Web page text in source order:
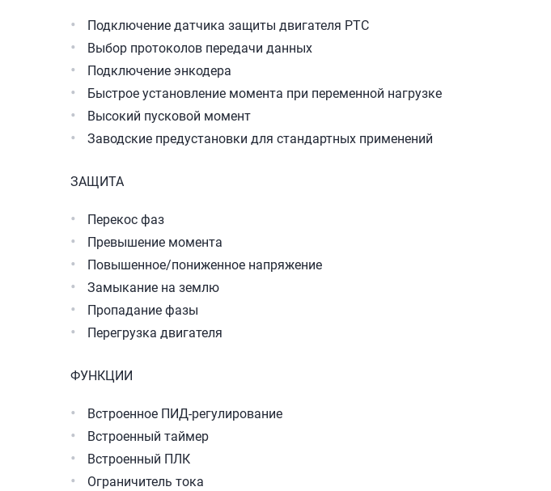
Подключение датчика защиты двигателя РТС
Выбор протоколов передачи данных
Подключение энкодера
Быстрое установление момента при переменной нагрузке
Высокий пусковой момент
Заводские предустановки для стандартных применений
ЗАЩИТА
Перекос фаз
Превышение момента
Повышенное/пониженное напряжение
Замыкание на землю
Пропадание фазы
Перегрузка двигателя
ФУНКЦИИ
Встроенное ПИД-регулирование
Встроенный таймер
Встроенный ПЛК
Ограничитель тока